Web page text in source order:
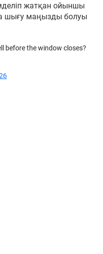
жатқан ойыншы
шығу маңызды болуы
before the window closes?